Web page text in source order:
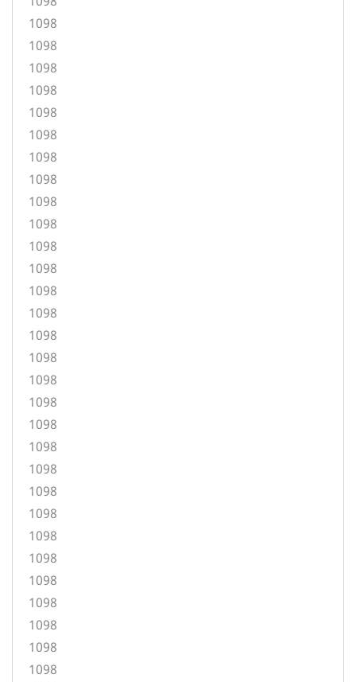
1098
1098
1098
1098
1098
1098
1098
1098
1098
1098
1098
1098
1098
1098
1098
1098
1098
1098
1098
1098
1098
1098
1098
1098
1098
1098
1098
1098
1098
1098